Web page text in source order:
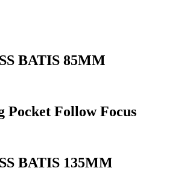
BATIS 85MM
Follow Focus
BATIS 135MM